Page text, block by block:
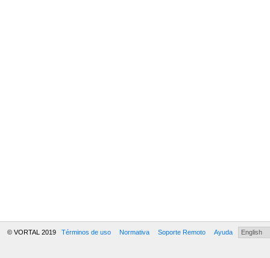
© VORTAL 2019 Términos de uso Normativa Soporte Remoto Ayuda